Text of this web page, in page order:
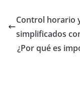
Control horario
simplificados
¿Por qué es